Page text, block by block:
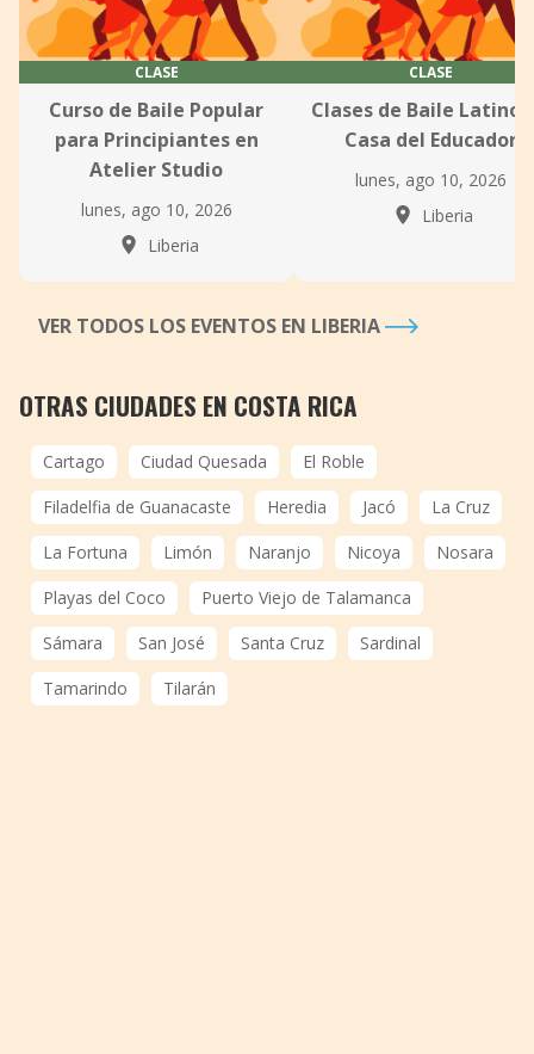
CLASE
Curso de Baile Popular
para Principiantes en
Atelier Studio
lunes, ago 10, 2026
Liberia
CLASE
Clases de Baile Latino
Casa del Educador
lunes, ago 10, 2026
Liberia
VER TODOS LOS EVENTOS EN LIBERIA
OTRAS CIUDADES EN COSTA RICA
Cartago Ciudad Quesada
El Roble
Filadelfia de Guanacaste
Heredia Jacó
La Cruz
La Fortuna
Limón Naranjo Nicoya
Nosara
Playas del Coco
Puerto Viejo de Talamanca
Sámara
San José Santa Cruz
Sardinal
Tamarindo
Tilarán